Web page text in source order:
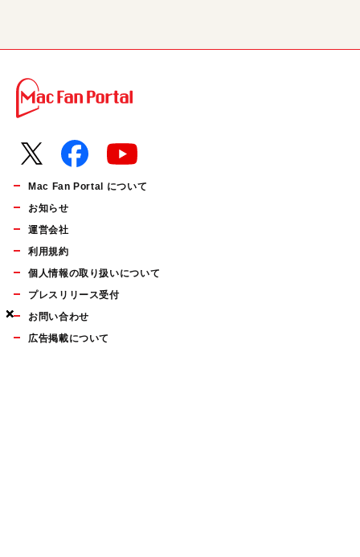
×
×
×
×
Mac Fan Portal について
お知らせ
運営会社
利用規約
個人情報の取り扱いについて
プレスリリース受付
お問い合わせ
広告掲載について